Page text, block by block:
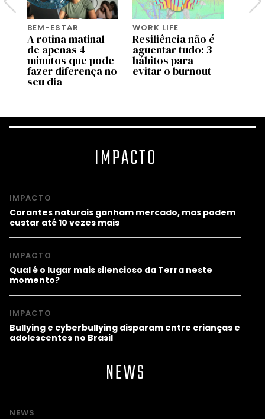
BEM-ESTAR
A rotina matinal
de apenas 4
minutos que pode
fazer diferença no
seu dia
WORK LIFE
Resiliência não é
aguentar tudo: 3
hábitos para
evitar o burnout
IMPACTO
IMPACTO
Corantes naturais ganham mercado, mas podem
custar até 10 vezes mais
IMPACTO
Qual é o lugar mais silencioso da Terra neste
momento?
IMPACTO
Bullying e cyberbullying disparam entre crianças e
adolescentes no Brasil
NEWS
NEWS